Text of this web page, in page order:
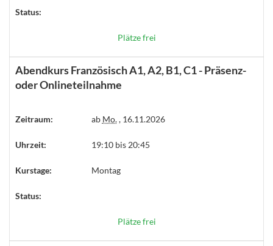
Status:
Plätze frei
Abendkurs Französisch A1, A2, B1, C1 - Präsenz-
oder Onlineteilnahme
Zeitraum: ab Mo., 16.11.2026
Uhrzeit: 19:10 bis 20:45
Kurstage: Montag
Status:
Plätze frei